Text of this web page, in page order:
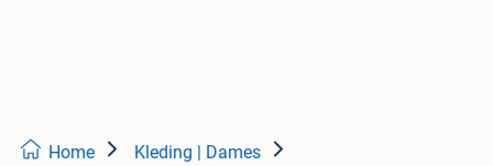
Home Kleding | Dames